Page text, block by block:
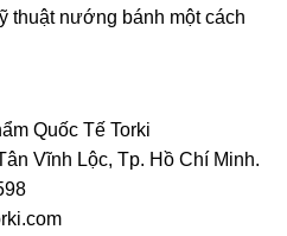
thuật nướng bánh một cách
Quốc Tế Torki
Vĩnh Lộc, Tp. Hồ Chí Minh.